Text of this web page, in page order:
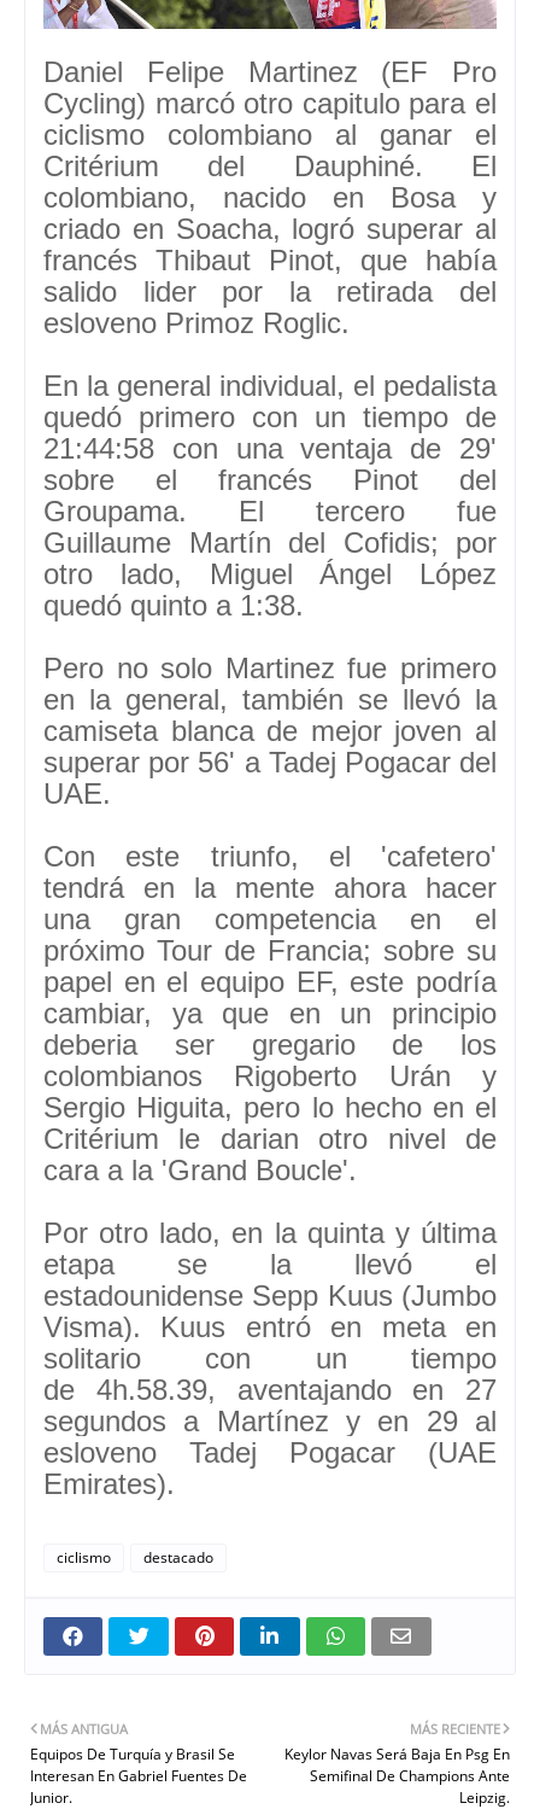
Daniel Felipe Martinez (EF Pro
Cycling) marcó otro capitulo para el
ciclismo colombiano al ganar el
Critérium del Dauphiné. El
colombiano, nacido en Bosa y
criado en Soacha, logró superar al
francés Thibaut Pinot, que había
salido lider por la retirada del
esloveno Primoz Roglic.
En la general individual, el pedalista
quedó primero con un tiempo de
21:44:58 con una ventaja de 29'
sobre el francés Pinot del
Groupama. El tercero fue
Guillaume Martín del Cofidis; por
otro lado, Miguel Ángel López
quedó quinto a 1:38.
Pero no solo Martinez fue primero
en la general, también se llevó la
camiseta blanca de mejor joven al
superar por 56' a Tadej Pogacar del
UAE.
Con este triunfo, el 'cafetero'
tendrá en la mente ahora hacer
una gran competencia en el
próximo Tour de Francia; sobre su
papel en el equipo EF, este podría
cambiar, ya que en un principio
deberia ser gregario de los
colombianos Rigoberto Urán y
Sergio Higuita, pero lo hecho en el
Critérium le darian otro nivel de
cara a la 'Grand Boucle'.
Por otro lado, en la quinta y última
etapa se la llevó el
estadounidense Sepp Kuus (Jumbo
Visma). Kuus entró en meta en
solitario con un tiempo
de 4h.58.39, aventajando en 27
segundos a Martínez y en 29 al
esloveno Tadej Pogacar (UAE
Emirates).
ciclismo destacado
MÁS RECIENTE
Keylor Navas Será Baja En Psg En
Semifinal De Champions Ante
Leipzig.
MÁS ANTIGUA
Equipos De Turquía y Brasil Se
Interesan En Gabriel Fuentes De
Junior.